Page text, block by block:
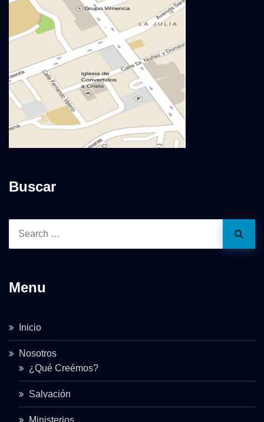
Buscar
Menu
Inicio
Nosotros
¿Qué Creémos?
Salvación